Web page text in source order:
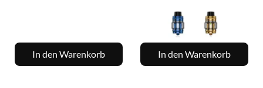
In den Warenkorb In den Warenkorb